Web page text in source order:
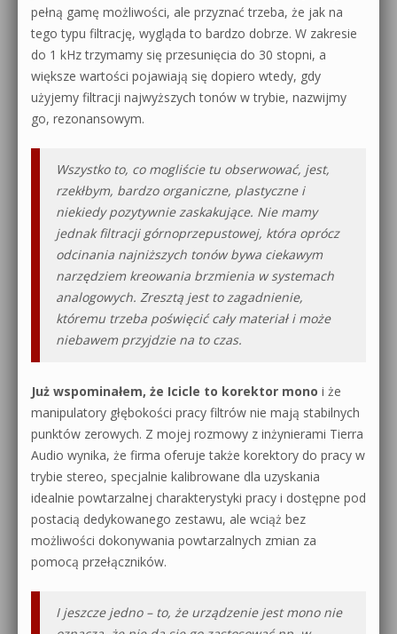
pełną gamę możliwości, ale przyznać trzeba, że jak na
tego typu filtrację, wygląda to bardzo dobrze. W zakresie
do 1 kHz trzymamy się przesunięcia do 30 stopni, a
większe wartości pojawiają się dopiero wtedy, gdy
użyjemy filtracji najwyższych tonów w trybie, nazwijmy
go, rezonansowym.
Wszystko to, co mogliście tu obserwować, jest,
rzekłbym, bardzo organiczne, plastyczne i
niekiedy pozytywnie zaskakujące. Nie mamy
jednak filtracji górnoprzepustowej, która oprócz
odcinania najniższych tonów bywa ciekawym
narzędziem kreowania brzmienia w systemach
analogowych. Zresztą jest to zagadnienie,
któremu trzeba poświęcić cały materiał i może
niebawem przyjdzie na to czas.
Już wspominałem, że Icicle to korektor mono i że
manipulatory głębokości pracy filtrów nie mają stabilnych
punktów zerowych. Z mojej rozmowy z inżynierami Tierra
Audio wynika, że firma oferuje także korektory do pracy w
trybie stereo, specjalnie kalibrowane dla uzyskania
idealnie powtarzalnej charakterystyki pracy i dostępne pod
postacią dedykowanego zestawu, ale wciąż bez
możliwości dokonywania powtarzalnych zmian za
pomocą przełączników.
I jeszcze jedno – to, że urządzenie jest mono nie